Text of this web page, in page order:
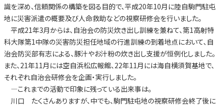
識を深め、信頼関係の構築を図る目的で、平成20年10月に陸自駒門駐屯
地に災害派遣の概要及び人命救助などの視察研修会を行いました。
平成21年3月からは、自治会の防災炊き出し訓練を兼ねて、第1高射特
科大隊第1中隊の災害防災担任地域の行進訓練の到着地点において、自
治会防災部有志による、豚汁やお汁粉の炊き出し支援が恒例化しました。
また、21年11月には空自浜松広報館、22年11月には海自横須賀基地で、
それぞれ自治会研修会を企画・実行しました。
—これまでの活動で印象に残っている出来事は。
川口 たくさんありますが、中でも、駒門駐屯地の視察研修会終了後に